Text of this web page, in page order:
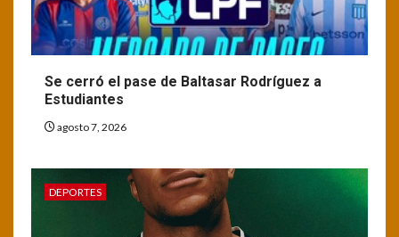
Se cerró el pase de Baltasar Rodríguez a
Estudiantes
agosto 7, 2026
DEPORTES